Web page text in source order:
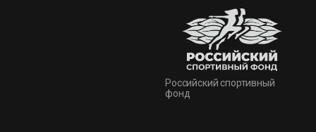
Российский спортивный
фонд